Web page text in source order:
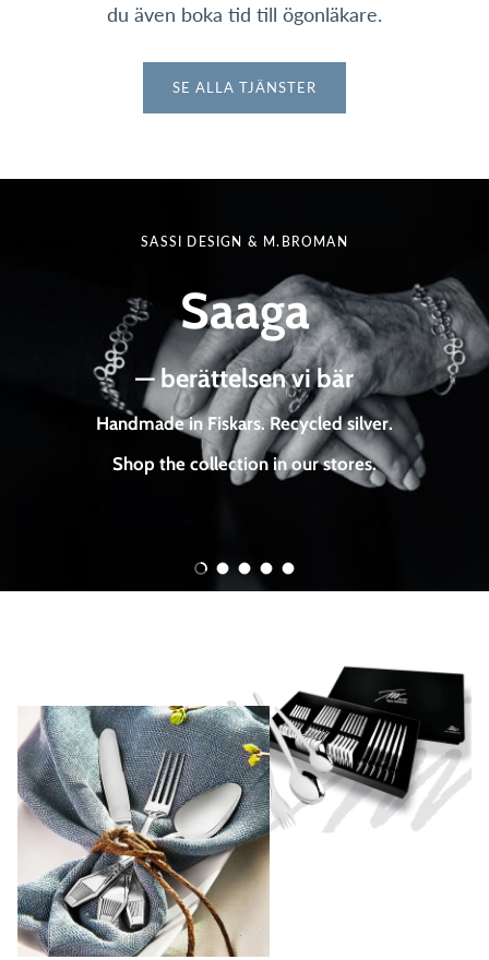
du även boka tid till ögonläkare.
SE ALLA TJÄNSTER
SASSI DESIGN & M.BROMAN
Saaga
— berättelsen vi bär
Handmade in Fiskars. Recycled silver.
Shop the collection in our stores.
Ladda slide 1 av 5
Ladda slide 2 av 5
Ladda slide 3 av 5
Ladda slide 4 av 5
Ladda slide 5 av 5